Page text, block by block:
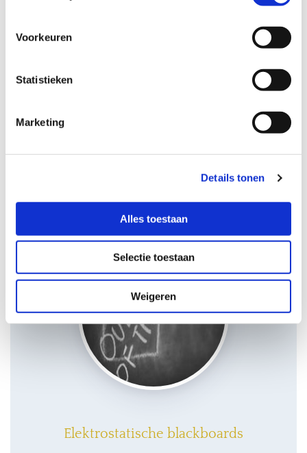
Voorkeuren
Statistieken
Marketing
Details tonen
Alles toestaan
Selectie toestaan
Weigeren
Elektrostatische blackboards